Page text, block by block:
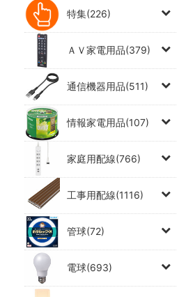
特集(226)
ＡＶ家電用品(379)
通信機器用品(511)
情報家電用品(107)
家庭用配線(766)
工事用配線(1116)
管球(72)
電球(693)